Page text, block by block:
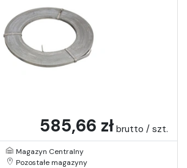
585,66 zł brutto / szt.
Magazyn Centralny
Pozostałe magazyny